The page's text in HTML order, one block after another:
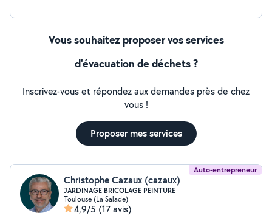
Vous souhaitez proposer vos services
d'évacuation de déchets ?
Inscrivez-vous et répondez aux demandes près de chez
vous !
Proposer mes services
Auto-entrepreneur
Christophe Cazaux (cazaux)
JARDINAGE BRICOLAGE PEINTURE
Toulouse (La Salade)
4,9/5 (17 avis)